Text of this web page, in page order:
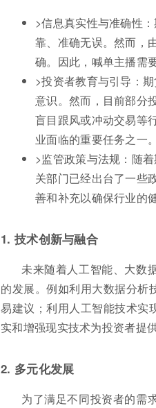
>信息真实性与准确性
靠、准确无误。然而，
确。因此，喊单主播需
>投资者教育与引导：
意识。然而，目前部分
盲目跟风或冲动交易等
业面临的重要任务之一。
>监管政策与法规：随
关部门已经出台了一些
善和补充以确保行业的
1. 技术创新与融合
未来随着人工智能、大数
的发展。例如利用大数据分析
易建议；利用人工智能技术实
实和增强现实技术为投资者提
2. 多元化发展
为了满足不同投资者的需